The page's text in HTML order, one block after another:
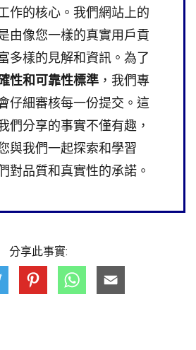
作的核心。我們網站上的
由像您一樣的真實用戶貢
多樣的見解和資訊。為了
性和可靠性標準 ，我們專
仔細審核每一份提交。這
們分享的事實不僅有趣，
與我們一起探索和學習
對品質和真實性的承諾。
分享此事實: